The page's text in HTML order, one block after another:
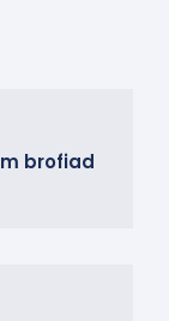
brofiad